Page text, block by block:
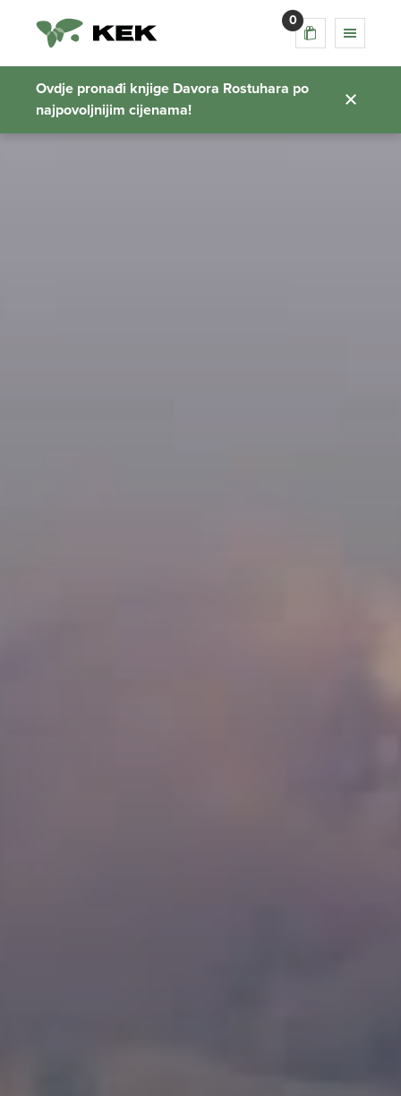
0
Ovdje pronađi knjige Davora Rostuhara po
najpovoljnijim cijenama!